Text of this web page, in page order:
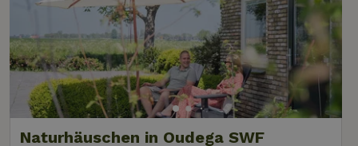
Naturhäuschen in Oudega SWF